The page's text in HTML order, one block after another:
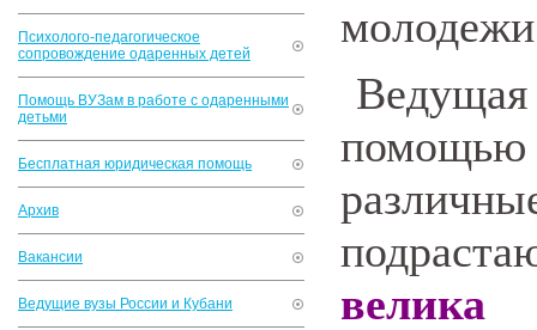
Психолого-педагогическое
сопровождение одаренных детей
Помощь ВУЗам в работе с одаренными
детьми
Бесплатная юридическая помощь
Архив
Вакансии
Ведущие вузы России и Кубани